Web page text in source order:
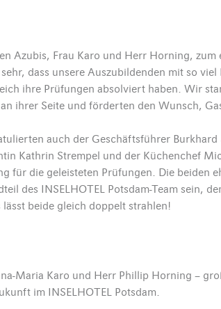
Azubis, Frau Karo und Herr Horning, zum
dass unsere Auszubildenden mit so viel
ihre Prüfungen absolviert haben. Wir
ihrer Seite und förderten den Wunsch,
auch der Geschäftsführer
Kathrin Strempel und der Küchenchef
für die geleisteten Prüfungen. Die beiden
des INSELHOTEL Potsdam-Team sein,
beide gleich doppelt strahlen!
Maria Karo und Herr Phillip Horning –
im INSELHOTEL Potsdam.